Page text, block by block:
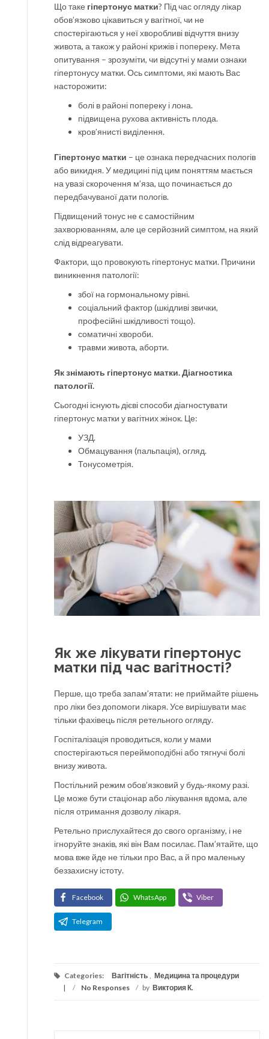
Що таке гіпертонус матки? Під час огляду лікар
обов’язково цікавиться у вагітної, чи не
спостерігаються у неї хворобливі відчуття внизу
живота, а також у районі крижів і попереку. Мета
опитування – зрозуміти, чи відсутні у мами ознаки
гіпертонусу матки. Ось симптоми, які мають Вас
насторожити:
болі в районі попереку і лона.
підвищена рухова активність плода.
кров’янисті виділення.
Гіпертонус матки – це ознака передчасних пологів
або викидня. У медицині під цим поняттям мається
на увазі скорочення м’яза, що починається до
передбачуваної дати пологів.
Підвищений тонус не є самостійним
захворюванням, але це серйозний симптом, на який
слід відреагувати.
Фактори, що провокують гіпертонус матки. Причини
виникнення патології:
збої на гормональному рівні.
соціальний фактор (шкідливі звички,
професійні шкідливості тощо).
соматичні хвороби.
травми живота, аборти.
Як знімають гіпертонус матки. Діагностика
патології.
Сьогодні існують дієві способи діагностувати
гіпертонус матки у вагітних жінок. Це:
УЗД.
Обмацування (пальпація), огляд.
Тонусометрія.
Як же лікувати гіпертонус
матки під час вагітності?
Перше, що треба запам’ятати: не приймайте рішень
про ліки без допомоги лікаря. Усе вирішувати має
тільки фахівець після ретельного огляду.
Госпіталізація проводиться, коли у мами
спостерігаються переймоподібні або тягнучі болі
внизу живота.
Постільний режим обов’язковий у будь-якому разі.
Це може бути стаціонар або лікування вдома, але
після отримання дозволу лікаря.
Ретельно прислухайтеся до свого організму, і не
ігноруйте знаків, які він Вам посилає. Пам’ятайте, що
мова вже йде не тільки про Вас, а й про маленьку
беззахисну істоту.
Facebook WhatsApp Viber
Telegram
Categories: Вагітність , Медицина та процедури
/
No Responses / by Виктория К.